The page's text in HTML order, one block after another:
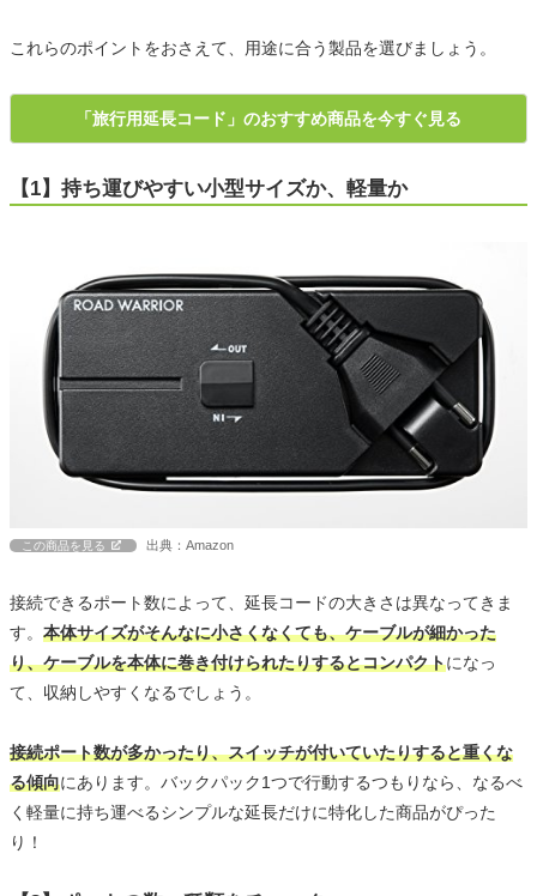
これらのポイントをおさえて、用途に合う製品を選びましょう。
「旅行用延長コード」のおすすめ商品を今すぐ見る
【1】持ち運びやすい小型サイズか、軽量か
この商品を見る 出典：Amazon
接続できるポート数によって、延長コードの大きさは異なってきま
す。 本体サイズがそんなに小さくなくても、ケーブルが細かった
り、ケーブルを本体に巻き付けられたりするとコンパクトになっ
て、収納しやすくなるでしょう。
接続ポート数が多かったり、スイッチが付いていたりすると重くな
る傾向にあります。バックパック1つで行動するつもりなら、なるべ
く軽量に持ち運べるシンプルな延長だけに特化した商品がぴった
り！